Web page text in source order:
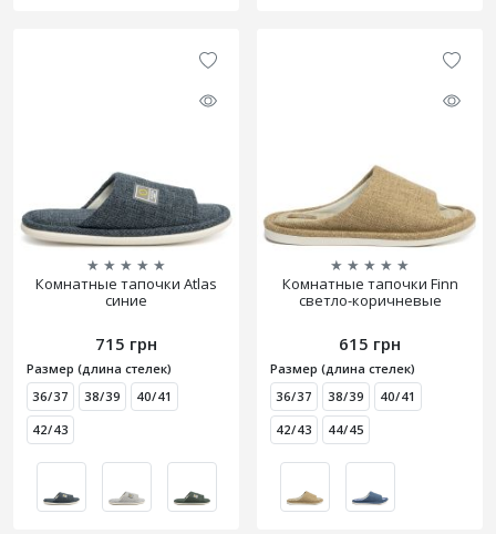
★ ★ ★ ★ ★
Комнатные тапочки Atlas
синие
715 грн
Размер (длина стелек)
36/37
38/39
40/41
42/43
★ ★ ★ ★ ★
Комнатные тапочки Finn
светло-коричневые
615 грн
Размер (длина стелек)
36/37
38/39
40/41
42/43
44/45